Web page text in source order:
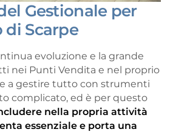
Gestionale per
di Scarpe
evoluzione e la grande
nei Punti Vendita e nel proprio
a gestire tutto con strumenti
complicato, ed è per questo
nella propria attività
essenziale e porta una